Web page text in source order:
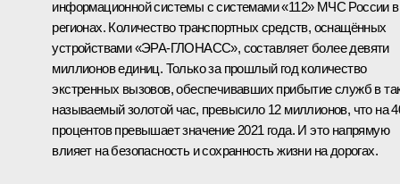
информационной системы с системами «112» МЧС России
регионах. Количество транспортных средств, оснащённых
устройствами «ЭРА-ГЛОНАСС», составляет более девяти
миллионов единиц. Только за прошлый год количество
экстренных вызовов, обеспечивавших прибытие служб в
называемый золотой час, превысило 12 миллионов, что на
процентов превышает значение 2021 года. И это напрямую
влияет на безопасность и сохранность жизни на дорогах.